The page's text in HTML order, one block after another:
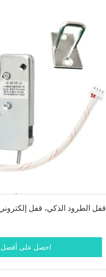
قفل الطرود الذكي، قفل
احصل على أفضل